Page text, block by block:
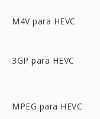
M4V para HEVC
3GP para HEVC
MPEG para HEVC